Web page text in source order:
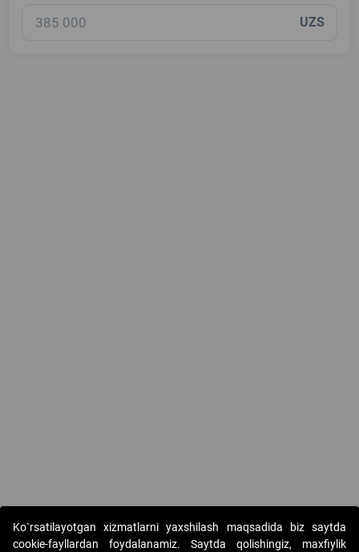
UZS
Ko`rsatilayotgan xizmatlarni yaxshilash maqsadida biz saytda
cookie-fayllardan foydalanamiz. Saytda qolishingiz, maxfiylik